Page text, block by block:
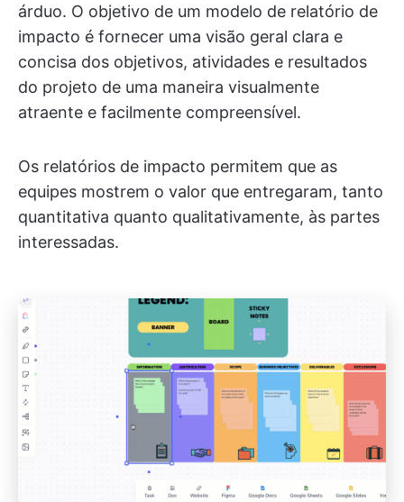
árduo. O objetivo de um modelo de relatório de
impacto é fornecer uma visão geral clara e
concisa dos objetivos, atividades e resultados
do projeto de uma maneira visualmente
atraente e facilmente compreensível.
Os relatórios de impacto permitem que as
equipes mostrem o valor que entregaram, tanto
quantitativa quanto qualitativamente, às partes
interessadas.